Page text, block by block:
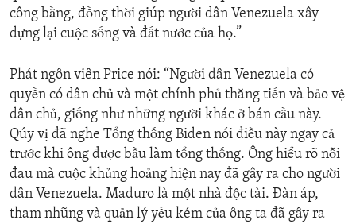
công bằng, đồng thời giúp người dân Venezuela xây
dựng lại cuộc sống và đất nước của họ.”
Phát ngôn viên Price nói: “Người dân Venezuela có
quyền có dân chủ và một chính phủ thăng tiến và bảo vệ
dân chủ, giống như những người khác ở bán cầu này.
Qúy vị đã nghe Tổng thống Biden nói điều này ngay cả
trước khi ông được bầu làm tổng thống. Ông hiểu rõ nỗi
đau mà cuộc khủng hoảng hiện nay đã gây ra cho người
dân Venezuela. Maduro là một nhà độc tài. Đàn áp,
tham nhũng và quản lý yếu kém của ông ta đã gây ra